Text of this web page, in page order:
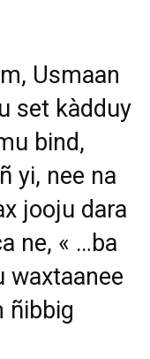
Usmaan
set kàdduy
bind,
yi, nee na
jooju dara
ne, « …ba
waxtaanee
ñibbig